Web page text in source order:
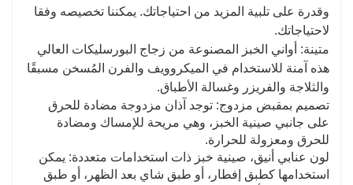
وقدرة على تلبية المزيد من احتياجاتك. يمكننا تخصيصه وفقا
لاحتياجاتك.
متينة: أواني الخبز المصنوعة من زجاج البورسليكات العالي
هذه آمنة للاستخدام في الميكروويف والفرن المُسخن مسبقًا
والثلاجة والفريزر وغسالة الأطباق.
تصميم بمقبض مزدوج: توجد آذان مزدوجة مضادة للحرق
على جانبي صينية الخبز، وهي مريحة للإمساك ومضادة
للحرق ومعزولة للحرارة.
لون عنابي أنيق، صينية خبز ذات استخدامات متعددة: يمكن
استخدامها كطبق إفطار، أو طبق شاي بعد الظهر، أو طبق